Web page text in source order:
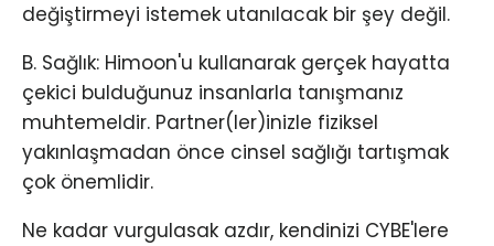
değiştirmeyi istemek utanılacak bir şey değil.
B. Sağlık: Himoon'u kullanarak gerçek hayatta
çekici bulduğunuz insanlarla tanışmanız
muhtemeldir. Partner(ler)inizle fiziksel
yakınlaşmadan önce cinsel sağlığı tartışmak
çok önemlidir.
Ne kadar vurgulasak azdır, kendinizi CYBE'lere